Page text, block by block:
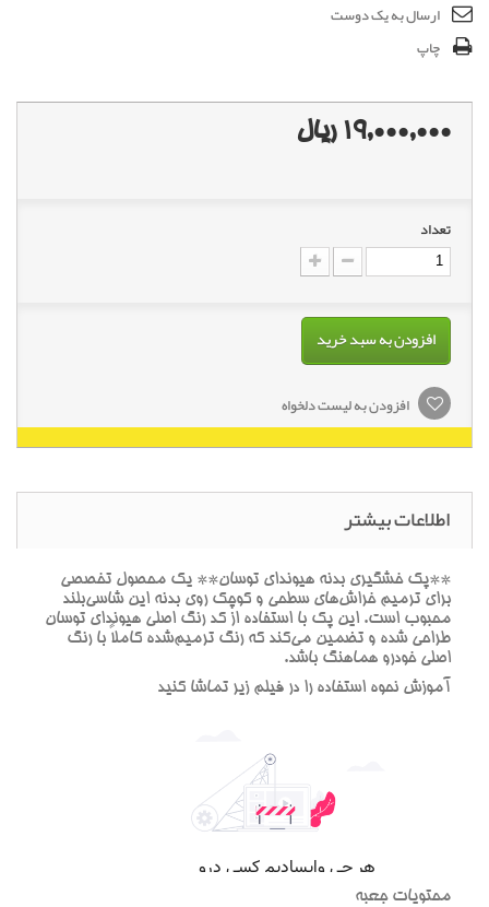
ارسال به یک دوست
چاپ
19,000,000 ریال
تعداد
افزودن به سبد خرید
افزودن به لیست دلخواه
اطلاعات بیشتر
**پک خشگيري بدنه هيونداي توسان** يک محصول تخصصي
براي ترميم خراش‌هاي سطحي و کوچک روي بدنه اين شاسي‌بلند
محبوب است. اين پک با استفاده از کد رنگ اصلي هيونداي توسان
طراحي شده و تضمين مي‌کند که رنگ ترميم‌شده کاملاً با رنگ
اصلي خودرو هماهنگ باشد.
آموزش نحوه استفاده را در فيلم زير تماشا کنيد
محتويات جعبه